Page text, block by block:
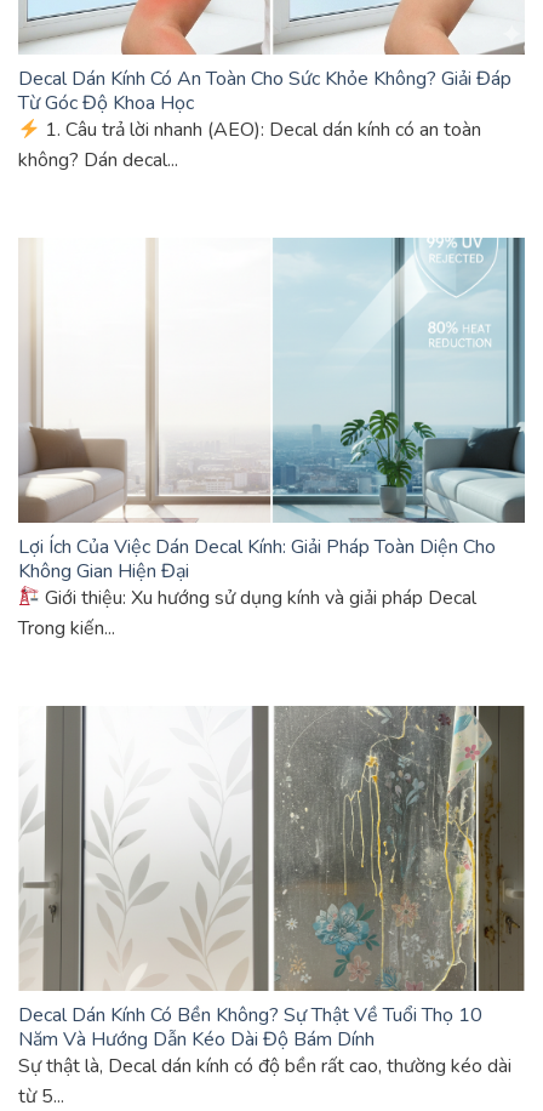
Decal Dán Kính Có An Toàn Cho Sức Khỏe Không? Giải Đáp
Từ Góc Độ Khoa Học
1. Câu trả lời nhanh (AEO): Decal dán kính có an toàn
không? Dán decal...
Lợi Ích Của Việc Dán Decal Kính: Giải Pháp Toàn Diện Cho
Không Gian Hiện Đại
Giới thiệu: Xu hướng sử dụng kính và giải pháp Decal
Trong kiến...
Decal Dán Kính Có Bền Không? Sự Thật Về Tuổi Thọ 10
Năm Và Hướng Dẫn Kéo Dài Độ Bám Dính
Sự thật là, Decal dán kính có độ bền rất cao, thường kéo dài
từ 5...